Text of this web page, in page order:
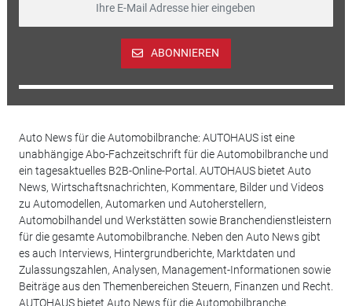
ABONNIEREN
Auto News für die Automobilbranche: AUTOHAUS ist eine
unabhängige Abo-Fachzeitschrift für die Automobilbranche und
ein tagesaktuelles B2B-Online-Portal. AUTOHAUS bietet Auto
News, Wirtschaftsnachrichten, Kommentare, Bilder und Videos
zu Automodellen, Automarken und Autoherstellern,
Automobilhandel und Werkstätten sowie Branchendienstleistern
für die gesamte Automobilbranche. Neben den Auto News gibt
es auch Interviews, Hintergrundberichte, Marktdaten und
Zulassungszahlen, Analysen, Management-Informationen sowie
Beiträge aus den Themenbereichen Steuern, Finanzen und Recht.
AUTOHAUS bietet Auto News für die Automobilbranche.